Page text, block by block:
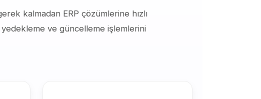
kalmadan ERP çözümlerine hızlı
ve güncelleme işlemlerini